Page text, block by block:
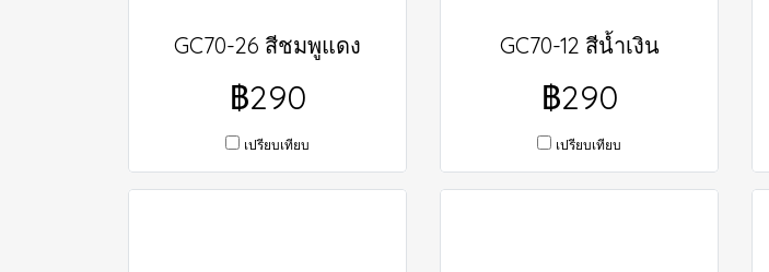
GC70-26 สีชมพูแดง
฿290
เปรียบเทียบ
GC70-12 สีน้ำเงิน
฿290
เปรียบเทียบ